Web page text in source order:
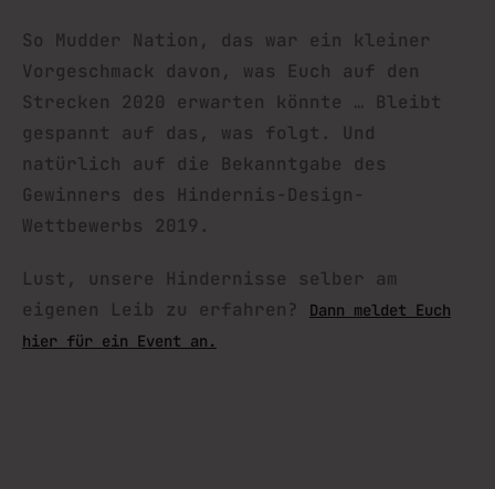
So Mudder Nation, das war ein kleiner
Vorgeschmack davon, was Euch auf den
Strecken 2020 erwarten könnte … Bleibt
gespannt auf das, was folgt. Und
natürlich auf die Bekanntgabe des
Gewinners des Hindernis-Design-
Wettbewerbs 2019.
Lust, unsere Hindernisse selber am
eigenen Leib zu erfahren?
Dann meldet Euch
hier für ein Event an.